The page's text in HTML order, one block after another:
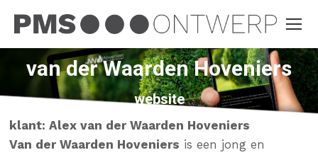
van der Waarden Hoveniers
website
klant: Alex van der Waarden Hoveniers
Van der Waarden Hoveniers is een jong en